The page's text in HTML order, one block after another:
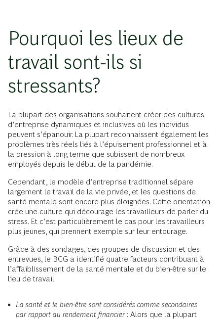
Pourquoi les lieux de
travail sont-ils si
stressants?
La plupart des organisations souhaitent créer des cultures
d’entreprise dynamiques et inclusives où les individus
peuvent s’épanouir. La plupart reconnaissent également les
problèmes très réels liés à l’épuisement professionnel et à
la pression à long terme que subissent de nombreux
employés depuis le début de la pandémie.
Cependant, le modèle d’entreprise traditionnel sépare
largement le travail de la vie privée, et les questions de
santé mentale sont encore plus éloignées. Cette orientation
crée une culture qui décourage les travailleurs de parler du
stress. Et c’est particulièrement le cas pour les travailleurs
plus jeunes, qui prennent exemple sur leur entourage.
Grâce à des sondages, des groupes de discussion et des
entrevues, le BCG a identifié quatre facteurs contribuant à
l’affaiblissement de la santé mentale et du bien-être sur le
lieu de travail.
La santé et le bien-être sont considérés comme secondaires
par rapport au rendement financier: Alors que la plupart